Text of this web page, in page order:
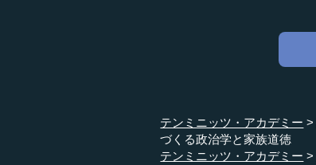
テンミニッツ・アカデミー
づくる政治学と家族道徳
テンミニッツ・アカデミー